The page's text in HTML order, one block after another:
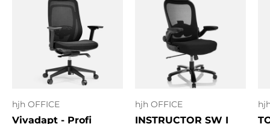
hjh OFFICE
Vivadapt - Profi
hjh OFFICE
INSTRUCTOR SW I